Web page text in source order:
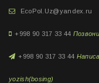
EcoPol.Uz@yandex.ru
+998 90 317 33 44
+998 90 317 33 44
yozish(bosing)